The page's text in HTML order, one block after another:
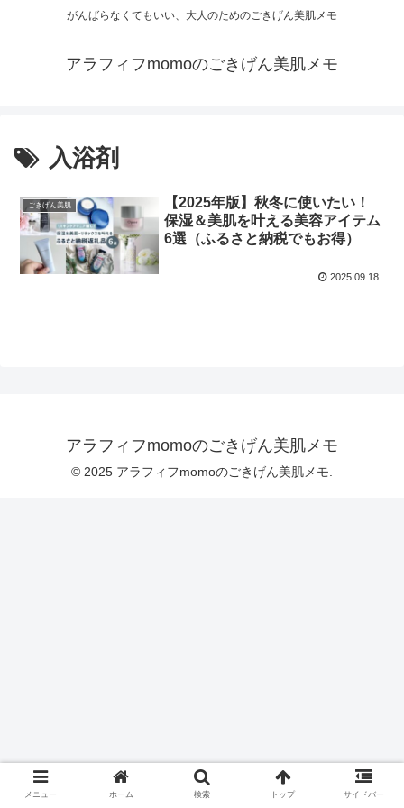
がんばらなくてもいい、大人のためのごきげん美肌メモ
アラフィフmomoのごきげん美肌メモ
入浴剤
ごきげん美肌
【2025年版】秋冬に使いたい！
保湿＆美肌を叶える美容アイテム
6選（ふるさと納税でもお得）
2025.09.18
アラフィフmomoのごきげん美肌メモ
© 2025 アラフィフmomoのごきげん美肌メモ.
メニュー ホーム 検索 トップ サイドバー